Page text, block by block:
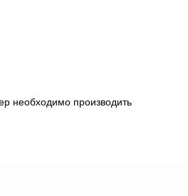
необходимо производить